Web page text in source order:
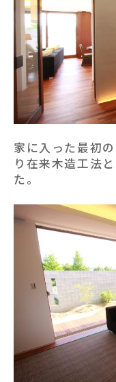
家に入った最初
り在来木造工法
た。